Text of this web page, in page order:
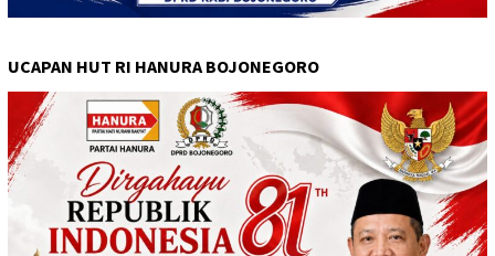
UCAPAN HUT RI HANURA BOJONEGORO